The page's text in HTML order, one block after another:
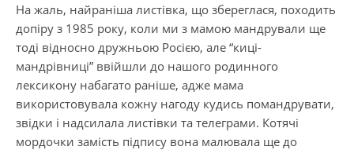
На жаль, найраніша листівка, що збереглася, походить
допіру з 1985 року, коли ми з мамою мандрували ще
тоді відносно дружньою Росією, але “киці-
мандрівниці” ввійшли до нашого родинного
лексикону набагато раніше, адже мама
використовувала кожну нагоду кудись помандрувати,
звідки і надсилала листівки та телеграми. Котячі
мордочки замість підпису вона малювала ще до